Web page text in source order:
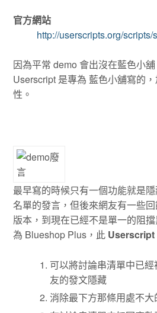
官方網站
http://userscripts.org/
因為平常 demo 會出沒在藍色小
Userscript 是專為 藍色小舖寫的
性。
最早寫的時候只有一個功能就是
名單的發言，但後來網友有一些
版本，到現在已經不是單一的阻
為 Blueshop Plus，此 Userscript
可以將討論串清單中已
友的發文隱藏
消除最下方那條用處不大